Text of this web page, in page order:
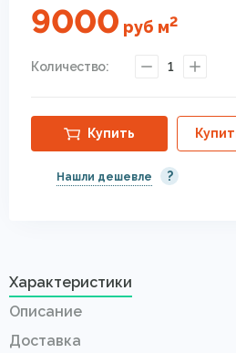
9000 руб м2
Количество: 1
Купить
Нашли дешевле ?
Характеристики
Описание
Доставка